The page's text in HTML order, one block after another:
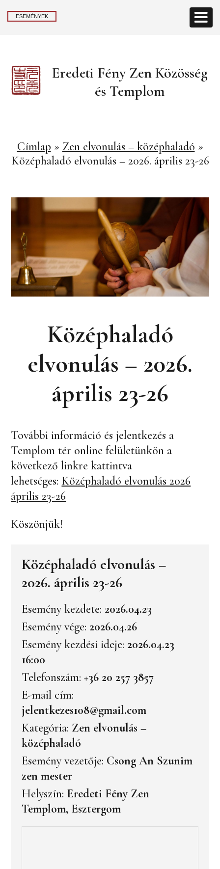
ESEMÉNYEK
Eredeti Fény Zen Közösség
és Templom
Címlap » Zen elvonulás – középhaladó »
Középhaladó elvonulás – 2026. április 23-26
Középhaladó
elvonulás – 2026.
április 23-26
További információ és jelentkezés a
Templom tér online felületünkön a
következő linkre kattintva
lehetséges: Középhaladó elvonulás 2026
április 23-26
Köszönjük!
Középhaladó elvonulás –
2026. április 23-26
Esemény kezdete: 2026.04.23
Esemény vége: 2026.04.26
Esemény kezdési ideje: 2026.04.23
16:00
Telefonszám:+36 20 257 3857
E-mail cím:
jelentkezes108@gmail.com
Kategória: Zen elvonulás –
középhaladó
Esemény vezetője: Csong An Szunim
zen mester
Helyszín: Eredeti Fény Zen
Templom, Esztergom